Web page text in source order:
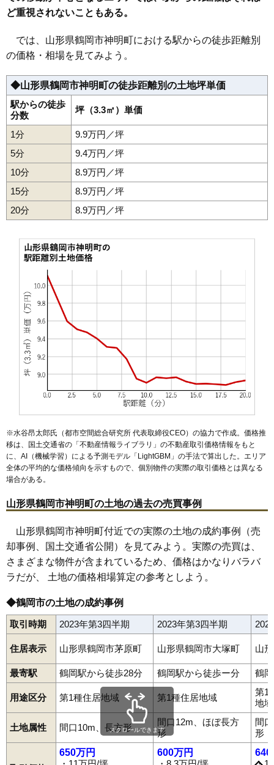
37 稲生 10万円
39 大宝寺
41 美咲町 9.5万円 1,494万円
42 神明町
43
44 若葉町
45 伊勢原町 9.3万円
46 切添町 9.3万円
47 美原町 9.2万円
48 道形町 9.1万円
50 大東町
51 柳田
53
54 茅原
55 朝暘町
56 8.0万円
57 7.8万円
7.7万円 540万円
7.4万円
井岡 7.4万円 609万円 7.9%
62 友江 7.2万円 560万円 2.1%
63
65 寺田 6.6万円 378万円 5.0%
66 外内島 6.5万円 546万円 -1.1%
67 温海 6.4万円 273万円 -15.5%
68 平成町 6.4万円 558万円 -4.4%
69 湯田川 6.4万円 378万円
70 湯温海 6.4万円
71 大広 6.4万円 495万円 5.5%
72 高坂 6.3万円 453万円 6.0%
73 斎藤川原 6.2万円 426万円 0.6%
74 大山 5.7万円 448万円 -7.7%
5.7万円 3.9%
5.7万円 -0.9%
77 由良 5.6万円 360万円 7.3%
78 下山添 5.6万円 468万円 -2.0%
羽黒町細谷 460万円 3.6%
ど重視されないこともある。
では、山形県鶴岡市神明町における駅からの徒歩距離別
の価格・相場を見てみよう。
◆山形県鶴岡市神明町の徒歩距離別の土地坪単価
駅からの徒歩
分数
坪（3.3㎡）単価
1分
9.9万円／坪
5分
9.4万円／坪
10分
8.9万円／坪
15分
8.9万円／坪
20分
8.9万円／坪
※水谷昂太郎氏（都市空間総合研究所 代表取締役CEO）の協力で作成。価格推
移は、国土交通省の「不動産情報ライブラリ 」の不動産取引価格情報をもと
に、AI（機械学習）による予測モデル「LightGBM」の手法で算出した。エリア
全体の平均的な価格傾向を示すもので、個別物件の実際の取引価格とは異なる
場合がある。
山形県鶴岡市神明町の土地の過去の売買事例
山形県鶴岡市神明町付近での実際の土地の成約事例（売
却事例、国土交通省公開）を見てみよう。実際の売買は、
さまざまな物件が含まれているため、価格はかなりバラバ
ラだが、 土地の価格相場算定の参考としよう。
◆鶴岡市の土地の成約事例
取引時期 2023年第3四半期 2023年第3四半期
住居表示 山形県鶴岡市茅原町 山形県鶴岡市大塚町 山
最寄駅 鶴岡駅から徒歩28分 鶴岡駅から徒歩ー分 鶴
用途区分 第1種住居地域 第1種住居地域
第1
地域
土地属性 間口10m、長方形
間口12m、ほぼ長方
形
間
形
650万円
600万円
640
スクロールできます
青柳町温海泉町伊勢原町稲生井岡五十川馬町海老島町
大岩川
大塚町 大広大山大淀川覚岸寺堅苔沢家中新町
上畑町
上藤島上山添加茂切添町小岩川 小真木原町
斎藤川原桜新町三光町三瀬山王町下川下清水下名川下山添
城北町白山新海町 末広町砂田町
大宝寺大宝寺町 長者町朝暘町